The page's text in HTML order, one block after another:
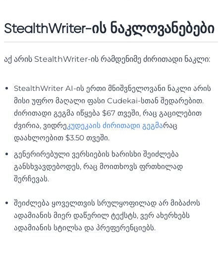
StealthWriter-ის ნაკლოვანებები
აქ არის StealthWriter-ის რამდენიმე ძირითადი ნაკლი:
StealthWriter AI-ის ერთი მნიშვნელოვანი ნაკლი არის
მისი უფრო მაღალი ფასი Cudekai-სთან შედარებით.
ძირითადი გეგმა იწყება $67 თვეში, რაც გაცილებით
ძვირია, ვიდრეკუდეკაის ძირითადი გეგმარაც
დაახლოებით $3.50 თვეში.
გენერირებული ვერსიების ხარისხი შეიძლება
განსხვავდებოდეს, რაც მოითხოვს ფრთხილად
შერჩევას.
შეიძლება ყოველთვის სრულყოფილად არ მიბაძოს
ადამიანის მიერ დაწერილ ტექსტს, ვერ ახერხებს
ადამიანის სტილსა და პრეფერენციებს.